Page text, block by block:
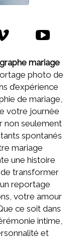
mariage
photo de
d’expérience
de mariage,
votre journée
non seulement
spontanés
mariage
une histoire
de transformer
reportage
votre amour
ce soit dans
intime,
et